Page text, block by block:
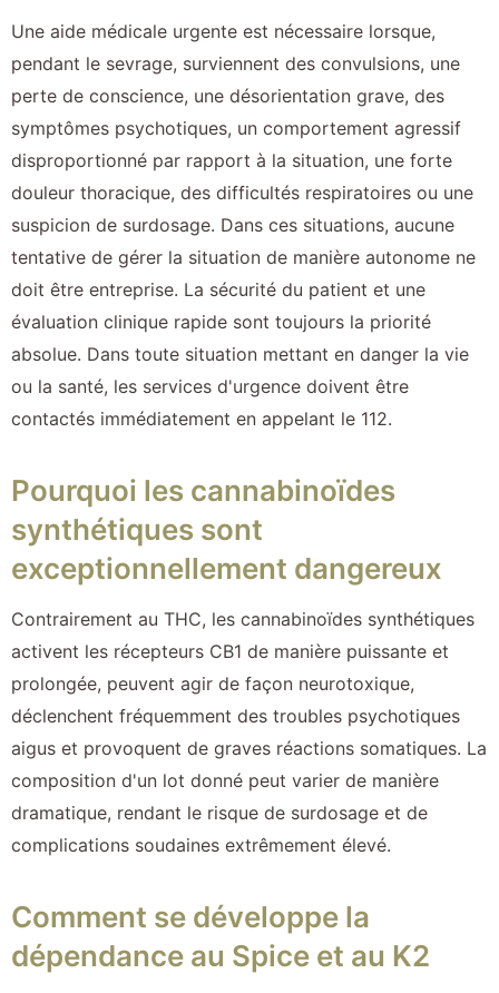
Une aide médicale urgente est nécessaire lorsque,
pendant le sevrage, surviennent des convulsions, une
perte de conscience, une désorientation grave, des
symptômes psychotiques, un comportement agressif
disproportionné par rapport à la situation, une forte
douleur thoracique, des difficultés respiratoires ou une
suspicion de surdosage. Dans ces situations, aucune
tentative de gérer la situation de manière autonome ne
doit être entreprise. La sécurité du patient et une
évaluation clinique rapide sont toujours la priorité
absolue. Dans toute situation mettant en danger la vie
ou la santé, les services d'urgence doivent être
contactés immédiatement en appelant le 112.
Pourquoi les cannabinoïdes
synthétiques sont
exceptionnellement dangereux
Contrairement au THC, les cannabinoïdes synthétiques
activent les récepteurs CB1 de manière puissante et
prolongée, peuvent agir de façon neurotoxique,
déclenchent fréquemment des troubles psychotiques
aigus et provoquent de graves réactions somatiques. La
composition d'un lot donné peut varier de manière
dramatique, rendant le risque de surdosage et de
complications soudaines extrêmement élevé.
Comment se développe la
dépendance au Spice et au K2